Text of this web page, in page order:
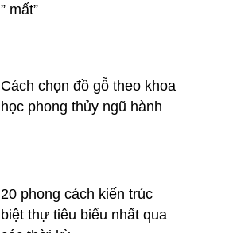
” mất”
Cách chọn đồ gỗ theo khoa
học phong thủy ngũ hành
20 phong cách kiến trúc
biệt thự tiêu biểu nhất qua